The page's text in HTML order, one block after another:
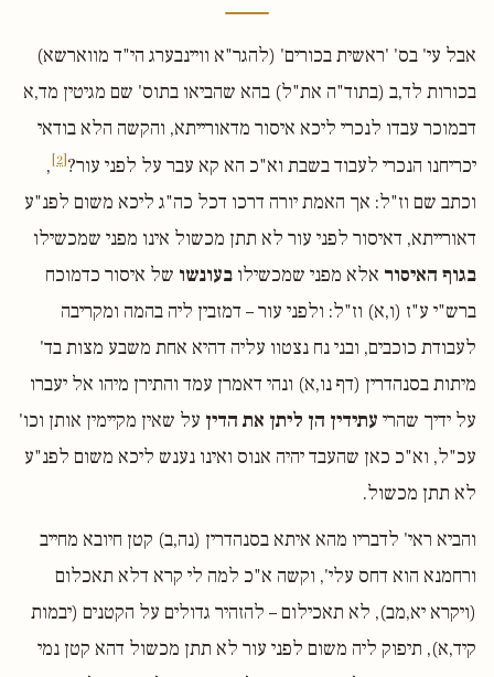
אבל עי' בס' 'ראשית בכורים' (להגר"א וויינבערג הי"ד מווארשא)
בכורות לד,ב (בתוד"ה את"ל) בהא שהביאו בתוס' שם מגיטין מד,א
דבמוכר עבדו לנכרי ליכא איסור מדאורייתא, והקשה הלא בודאי
יכריחנו הנכרי לעבוד בשבת וא"כ הא קא עבר על לפני עור?[2]
,
וכתב שם וז"ל: אך האמת יורה דרכו דכל כה"ג ליכא משום לפנ"ע
דאורייתא, דאיסור לפני עור לא תתן מכשול אינו מפני שמכשילו
בגוף האיסור אלא מפני שמכשילו בעונשו של איסור כדמוכח
ברש"י ע"ז (ו,א) וז"ל: ולפני עור – דמזבין ליה בהמה ומקריבה
לעבודת כוכבים, ובני נח נצטוו עליה דהיא אחת משבע מצות בד'
מיתות בסנהדרין (דף נו,א) ונהי דאמרן עמד והתירן מיהו אל יעברו
על ידיך שהרי עתידין הן ליתן את הדין על שאין מקיימין אותן וכו'
עכ"ל, וא"כ כאן שהעבד יהיה אנוס ואינו נענש ליכא משום לפנ"ע
לא תתן מכשול.
והביא ראי' לדבריו מהא איתא בסנהדרין (נה,ב) קטן חיובא מחייב
ורחמנא הוא דחס עלי', וקשה א"כ למה לי קרא דלא תאכלום
(ויקרא יא,מב), לא תאכילום – להזהיר גדולים על הקטנים (יבמות
קיד,א), תיפוק ליה משום לפני עור לא תתן מכשול דהא קטן נמי